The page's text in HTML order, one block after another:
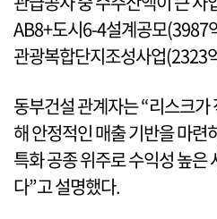
AB8+도시6-4설계공모(3987
관광복합단지조성사업(2323
동부건설 관계자는 “리스크
해 안정적인 매출 기반을 마련
특화 공종 위주로 수익성 높은
다”고 설명했다.